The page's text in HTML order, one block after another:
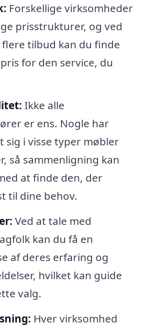
Forskellige virksomheder
prisstrukturer, og ved
tilbud kan du finde
for den service, du
Ikke alle
er ens. Nogle har
sig i visse typer møbler
så sammenligning kan
at finde den, der
til dine behov.
Ved at tale med
kan du få en
af deres erfaring og
hvilket kan guide
valg.
Hver virksomhed